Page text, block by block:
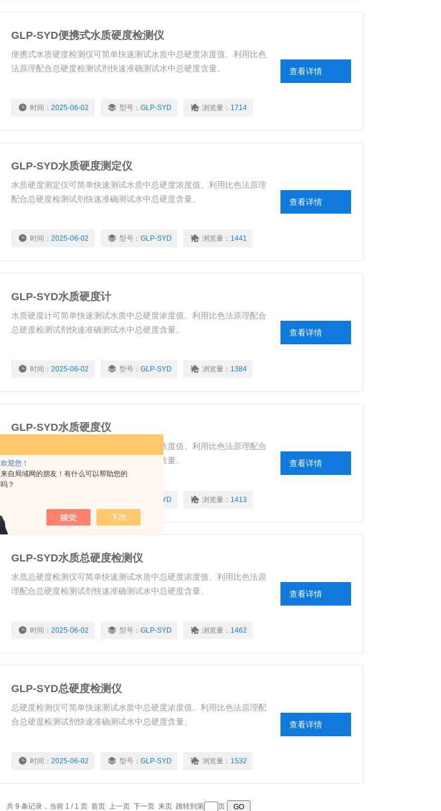
欢迎您！
来自局域网的朋友！有什么可以帮助您的
吗？
GLP-SYD便携式水质硬度检测仪
便携式水质硬度检测仪可简单快速测试水质中总硬度浓度值。利用比色
法原理配合总硬度检测试剂快速准确测试水中总硬度含量。
时间： 2025-06-02 型号： GLP-SYD 浏览量： 1714
查看详情
GLP-SYD水质硬度测定仪
水质硬度测定仪可简单快速测试水质中总硬度浓度值。利用比色法原理
配合总硬度检测试剂快速准确测试水中总硬度含量。
时间： 2025-06-02 型号： GLP-SYD 浏览量： 1441
查看详情
GLP-SYD水质硬度计
水质硬度计可简单快速测试水质中总硬度浓度值。利用比色法原理配合
总硬度检测试剂快速准确测试水中总硬度含量。
时间： 2025-06-02 型号： GLP-SYD 浏览量： 1384
查看详情
GLP-SYD水质硬度仪
水质硬度仪可简单快速测试水质中总硬度浓度值。利用比色法原理配合
总硬度检测试剂快速准确测试水中总硬度含量。
GLP-SYD 浏览量： 1413
查看详情
GLP-SYD水质总硬度检测仪
水质总硬度检测仪可简单快速测试水质中总硬度浓度值。利用比色法原
理配合总硬度检测试剂快速准确测试水中总硬度含量。
时间： 2025-06-02 型号： GLP-SYD 浏览量： 1462
查看详情
GLP-SYD总硬度检测仪
总硬度检测仪可简单快速测试水质中总硬度浓度值。利用比色法原理配
合总硬度检测试剂快速准确测试水中总硬度含量。
时间： 2025-06-02 型号： GLP-SYD 浏览量： 1532
查看详情
共 9 条记录，当前 1 / 1 页 首页 上一页 下一页 末页 跳转到第 页